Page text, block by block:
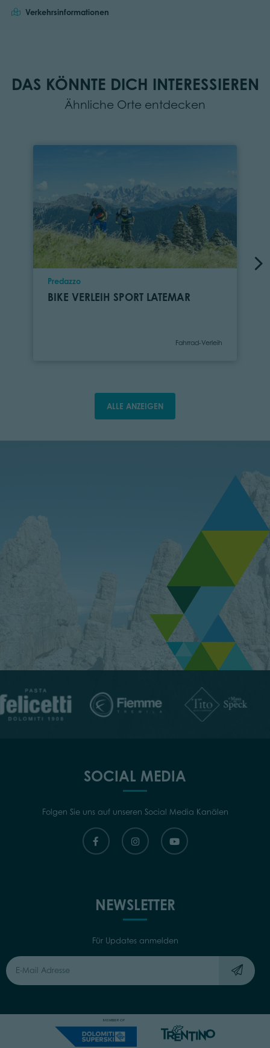
Verkehrsinformationen
DAS KÖNNTE DICH INTERESSIEREN
Ähnliche Orte entdecken
Ort
Predazzo
BIKE VERLEIH SPORT LATEMAR
Kategorie
Fahrrad-Verleih
ALLE ANZEIGEN
SOCIAL MEDIA
Folgen Sie uns auf unseren Social Media Kanälen
NEWSLETTER
Für Updates anmelden